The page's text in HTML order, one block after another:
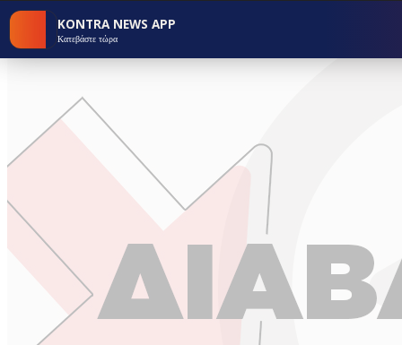
KONTRA NEWS APP
Κατεβάστε τώρα